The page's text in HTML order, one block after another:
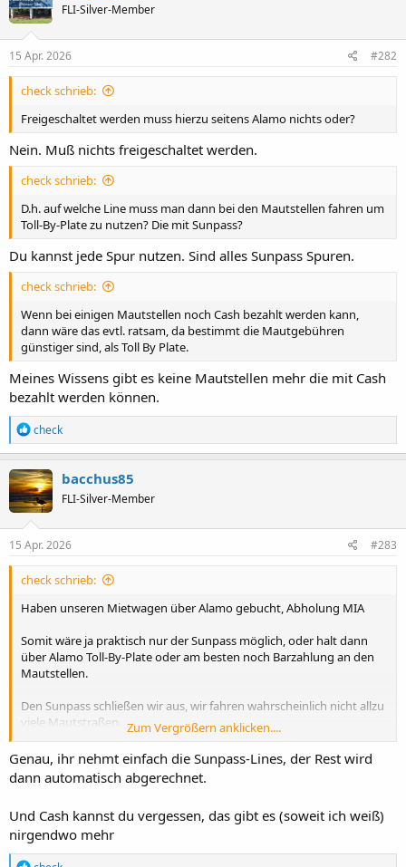
FLI-Silver-Member
15 Apr. 2026 #282
check schrieb:
Freigeschaltet werden muss hierzu seitens Alamo nichts oder?
Nein. Muß nichts freigeschaltet werden.
check schrieb:
D.h. auf welche Line muss man dann bei den Mautstellen fahren um
Toll-By-Plate zu nutzen? Die mit Sunpass?
Du kannst jede Spur nutzen. Sind alles Sunpass Spuren.
check schrieb:
Wenn bei einigen Mautstellen noch Cash bezahlt werden kann,
dann wäre das evtl. ratsam, da bestimmt die Mautgebühren
günstiger sind, als Toll By Plate.
Meines Wissens gibt es keine Mautstellen mehr die mit Cash
bezahlt werden können.
R
e
a
k
t
i
o
n
e
check
bacchus85
FLI-Silver-Member
15 Apr. 2026 #283
check schrieb:
Haben unseren Mietwagen über Alamo gebucht, Abholung MIA
Somit wäre ja praktisch nur der Sunpass möglich, oder halt dann
über Alamo Toll-By-Plate oder am besten noch Barzahlung an den
Mautstellen.
Den Sunpass schließen wir aus, wir fahren wahrscheinlich nicht allzu
viele Mautstraßen.
So wie ich es bei Alamo gelesen habe, sind es dann pro Tag Nutzung
zwischen 3,95 und 4,95$ plus die Mautgebühren für Toll-By-Plate
D.h. auf welche Line muss man dann bei den Mautstellen fahren um
Toll-By-Plate zu nutzen? Die mit Sunpass?
Zum Vergrößern anklicken....
Genau, ihr nehmt einfach die Sunpass-Lines, der Rest wird
dann automatisch abgerechnet.
Und Cash kannst du vergessen, das gibt es (soweit ich weiß)
nirgendwo mehr